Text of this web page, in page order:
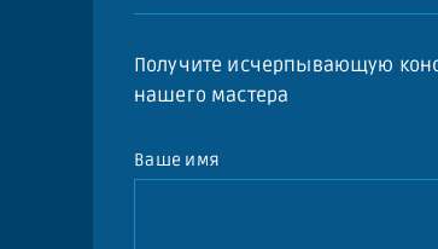
Получите исчерпывающую
нашего мастера
Ваше имя